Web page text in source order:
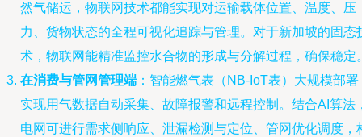
然气储运，物联网技术都能实现对运输载体位置、温度、压
力、货物状态的全程可视化追踪与管理。对于新加坡的固态
术，物联网能精准监控水合物的形成与分解过程，确保稳定
在消费与管网管理端 ：智能燃气表（NB-IoT表）大规模部署
实现用气数据自动采集、故障报警和远程控制。结合AI算法
电网可进行需求侧响应、泄漏检测与定位、管网优化调度，